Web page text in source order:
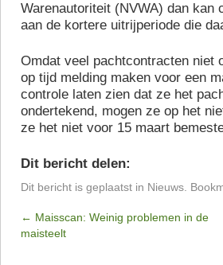
Warenautoriteit (NVWA) dan kan
aan de kortere uitrijperiode die
Omdat veel pachtcontracten niet
op tijd melding maken voor een
controle laten zien dat ze het
ondertekend, mogen ze op het
ze het niet voor 15 maart
Dit bericht delen:
Dit bericht is geplaatst in Nieuws .
← Maisscan: Weinig problemen in de
maisteelt